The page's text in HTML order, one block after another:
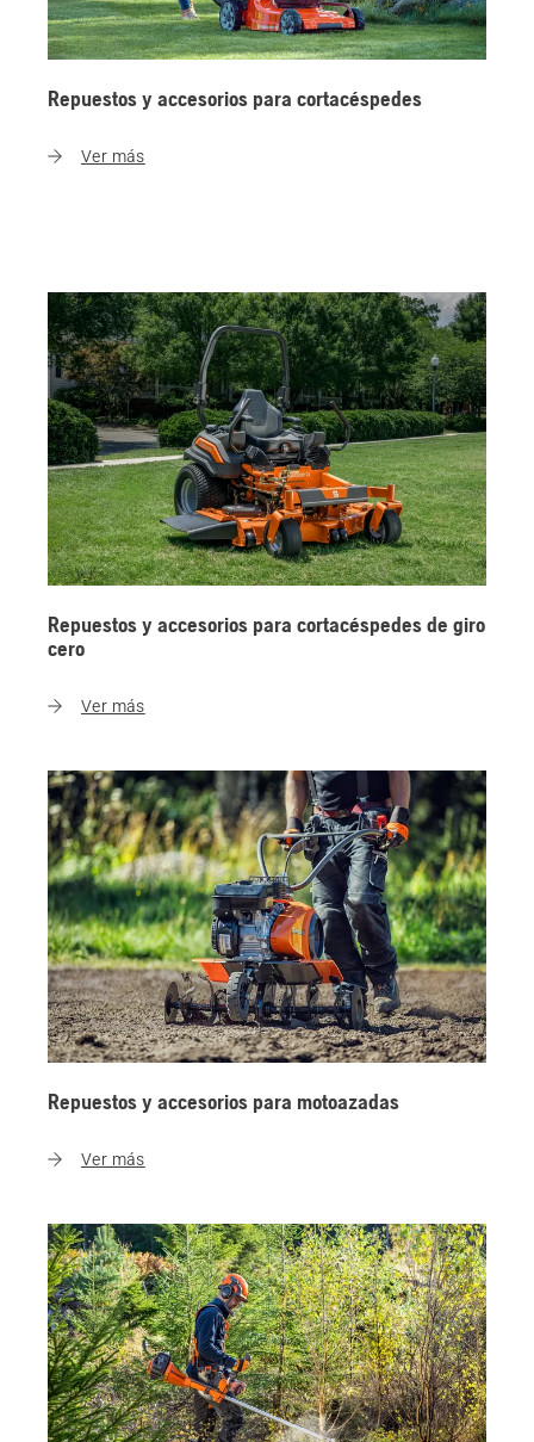
Repuestos y accesorios para cortacéspedes
Ver más
Repuestos y accesorios para cortacéspedes de giro
cero
Ver más
Repuestos y accesorios para motoazadas
Ver más